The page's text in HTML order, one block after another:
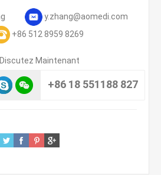
y.zhang@aomedi.com
+86 512 8959 8269
Discutez Maintenant
+86 18 551188 827